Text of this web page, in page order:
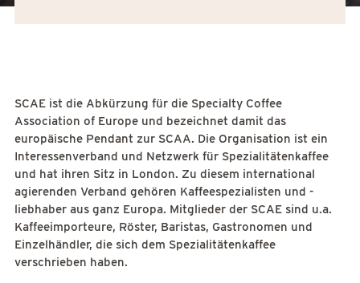
SCAE ist die Abkürzung für die Specialty Coffee
Association of Europe und bezeichnet damit das
europäische Pendant zur SCAA. Die Organisation ist ein
Interessenverband und Netzwerk für Spezialitätenkaffee
und hat ihren Sitz in London. Zu diesem international
agierenden Verband gehören Kaffeespezialisten und -
liebhaber aus ganz Europa. Mitglieder der SCAE sind u.a.
Kaffeeimporteure, Röster, Baristas, Gastronomen und
Einzelhändler, die sich dem Spezialitätenkaffee
verschrieben haben.